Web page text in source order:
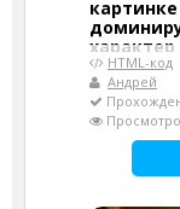
характер
HTML-код
Андрей